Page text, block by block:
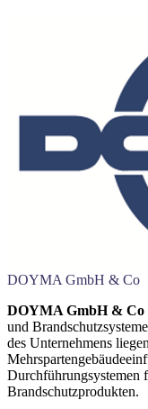
DOYMA GmbH & Co
DOYMA GmbH & Co
und
des Unternehmens
Durchführungsystemen
Brandschutzprodukten.